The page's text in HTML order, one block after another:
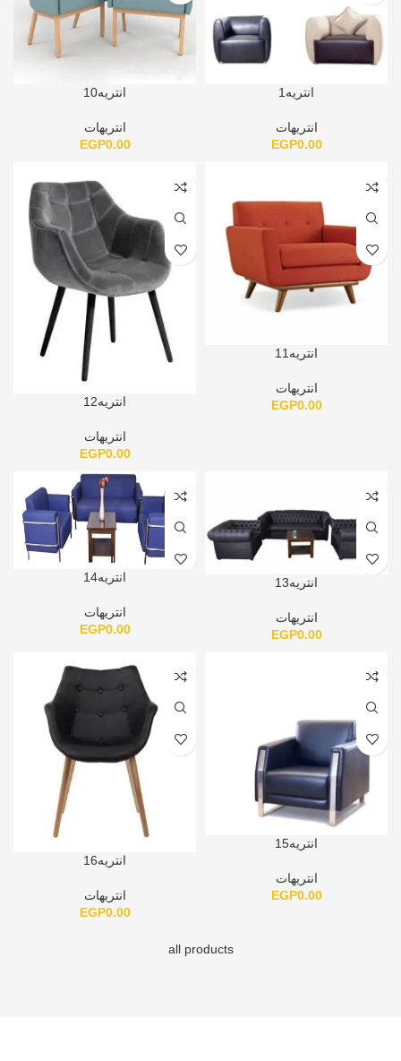
انتريه1
انتريهات
EGP0.00
انتريه10
انتريهات
EGP0.00
انتريه11
انتريهات
EGP0.00 انتريه12
انتريهات
EGP0.00
انتريه13
انتريهات
EGP0.00
انتريه14
انتريهات
EGP0.00
انتريه15
انتريهات
EGP0.00
انتريه16
انتريهات
EGP0.00
all products